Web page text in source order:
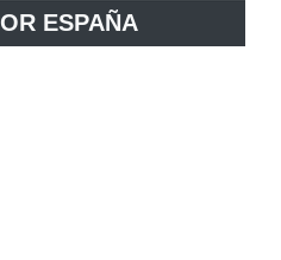
ESPAÑA